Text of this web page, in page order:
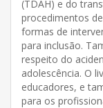
(TDAH) e do
procedimentos
formas de
para inclusão.
respeito do
adolescência. O
educadores, e
para os